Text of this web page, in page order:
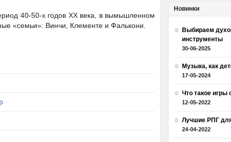
40-50-х годов XX века, в вымышленном
«семьи»: Винчи, Клементе и Фалькони.
Новинки
Выбираем
инструменты
30-06-2025
Музыка, как
17-05-2024
Что такое игры
12-05-2022
Лучшие РПГ
24-04-2022